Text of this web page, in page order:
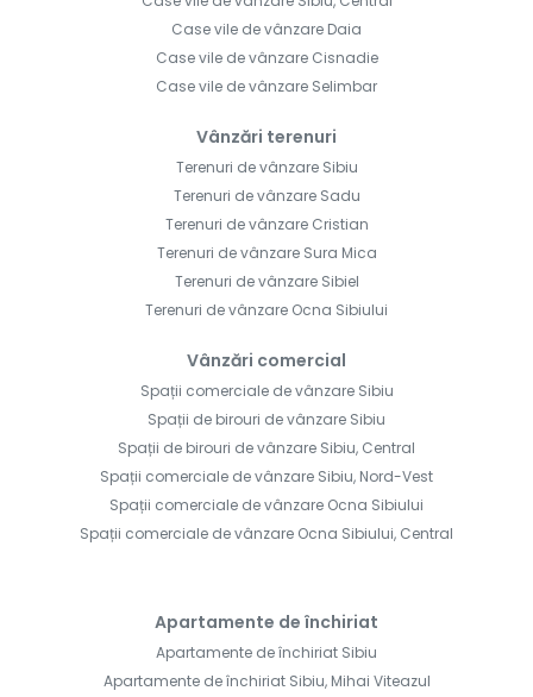
Case vile de vânzare Daia
Case vile de vânzare Cisnadie
Case vile de vânzare Selimbar
Vânzări terenuri
Terenuri de vânzare Sibiu
Terenuri de vânzare Sadu
Terenuri de vânzare Cristian
Terenuri de vânzare Sura Mica
Terenuri de vânzare Sibiel
Terenuri de vânzare Ocna Sibiului
Vânzări comercial
Spații comerciale de vânzare Sibiu
Spații de birouri de vânzare Sibiu
Spații de birouri de vânzare Sibiu, Central
Spații comerciale de vânzare Sibiu, Nord-Vest
Spații comerciale de vânzare Ocna Sibiului
Spații comerciale de vânzare Ocna Sibiului, Central
Apartamente de închiriat
Apartamente de închiriat Sibiu
Apartamente de închiriat Sibiu, Mihai Viteazul